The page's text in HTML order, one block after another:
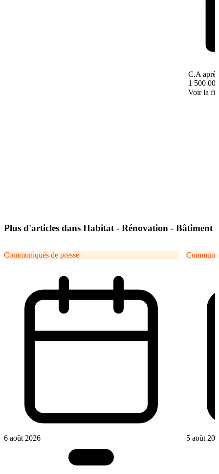
C.A
1 500
Voir la
Plus d'articles dans Habitat - Rénovation - Bâtiment
Communiqués de presse
6 août 2026 5 août